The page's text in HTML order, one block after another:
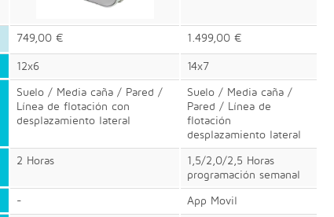
749,00 € 1.499,00 €
12x6
14x7
Suelo / Media caña / Pared /
Línea de flotación con
desplazamiento lateral
Suelo / Media caña /
Pared / Línea de
flotación
desplazamiento lateral
2 Horas
1,5/2,0/2,5 Horas
programación semanal
-
App Movil